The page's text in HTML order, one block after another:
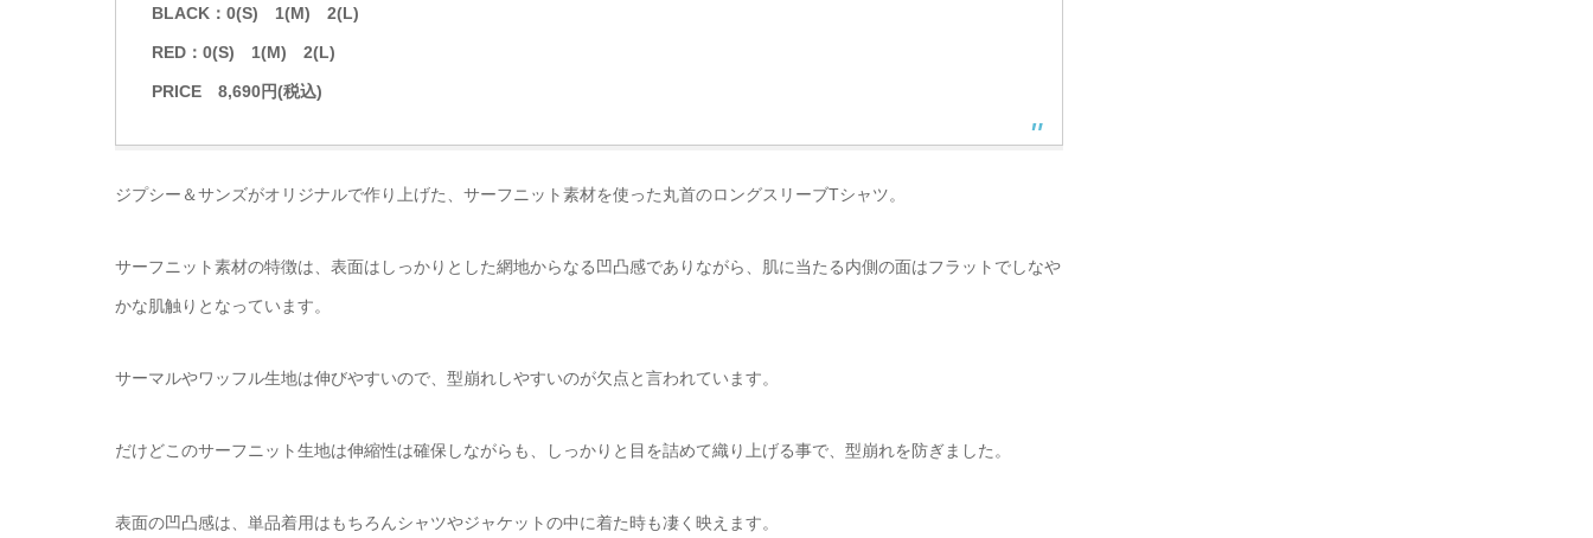
BLACK：0(S) 1(M) 2(L)
RED：0(S) 1(M) 2(L)
PRICE 8,690円(税込)
ジプシー＆サンズがオリジナルで作り上げた、サーフニット素材を使った丸首のロングスリーブTシャツ。
サーフニット素材の特徴は、表面はしっかりとした網地からなる凹凸感でありながら、肌に当たる内側の面はフラットでしなや
かな肌触りとなっています。
サーマルやワッフル生地は伸びやすいので、型崩れしやすいのが欠点と言われています。
だけどこのサーフニット生地は伸縮性は確保しながらも、しっかりと目を詰めて織り上げる事で、型崩れを防ぎました。
表面の凹凸感は、単品着用はもちろんシャツやジャケットの中に着た時も凄く映えます。